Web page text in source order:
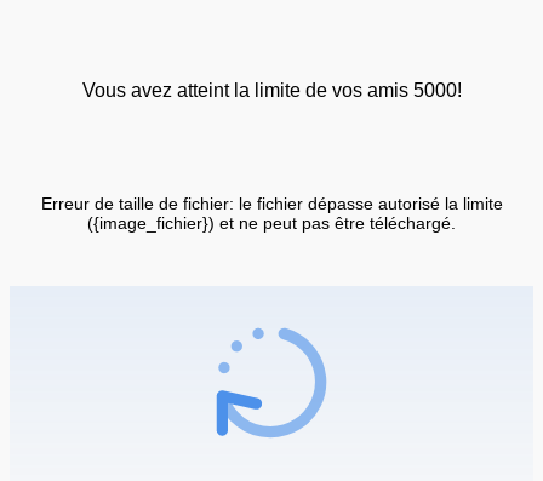
Vous avez atteint la limite de vos amis 5000!
Erreur de taille de fichier: le fichier dépasse autorisé la limite
({image_fichier}) et ne peut pas être téléchargé.